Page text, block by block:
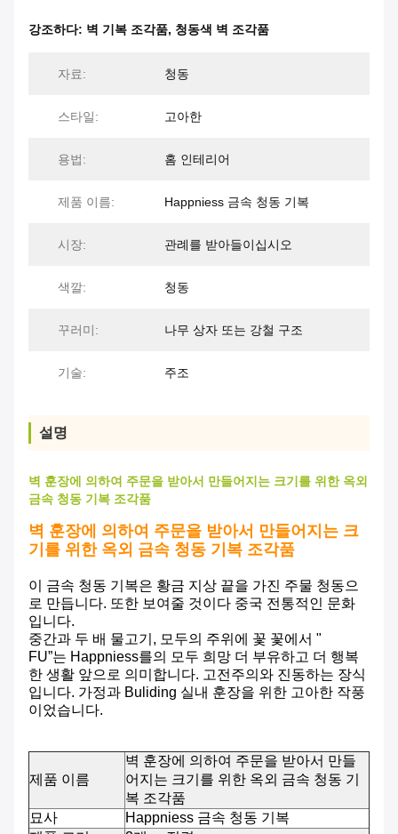
강조하다: 벽 기복 조각품, 청동색 벽 조각품
자료: 청동
스타일: 고아한
용법: 홈 인테리어
제품 이름: Happniess 금속 청동 기복
시장: 관례를 받아들이십시오
색깔: 청동
꾸러미: 나무 상자 또는 강철 구조
기술: 주조
설명
벽 훈장에 의하여 주문을 받아서 만들어지는 크기를 위한 옥외
금속 청동 기복 조각품
벽 훈장에 의하여 주문을 받아서 만들어지는 크
기를 위한 옥외 금속 청동 기복 조각품
이 금속 청동 기복은 황금 지상 끝을 가진 주물 청동으
로 만듭니다. 또한 보여줄 것이다 중국 전통적인 문화
입니다.
중간과 두 배 물고기, 모두의 주위에 꽃 꽃에서 "
FU”는 Happniess를의 모두 희망 더 부유하고 더 행복
한 생활 앞으로 의미합니다. 고전주의와 진동하는 장식
입니다. 가정과 Buliding 실내 훈장을 위한 고아한 작풍
이었습니다.
제품 이름
벽 훈장에 의하여 주문을 받아서 만들
어지는 크기를 위한 옥외 금속 청동 기
복 조각품
묘사
Happniess 금속 청동 기복